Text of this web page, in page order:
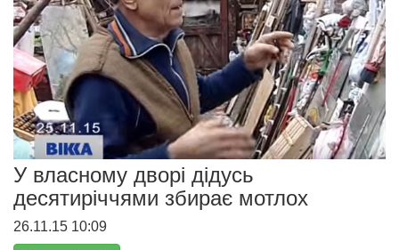
У власному дворі дідусь
десятиріччями збирає мотлох
26.11.15 10:09